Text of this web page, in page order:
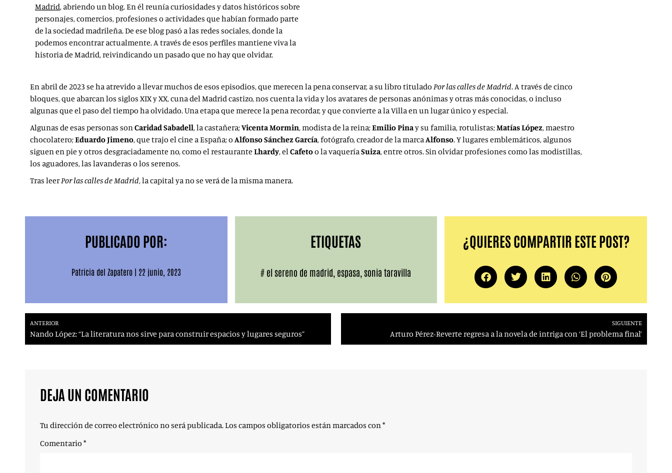
Madrid, abriendo un blog. En él reunía curiosidades y datos históricos sobre
personajes, comercios, profesiones o actividades que habían formado parte
de la sociedad madrileña. De ese blog pasó a las redes sociales, donde la
podemos encontrar actualmente. A través de esos perfiles mantiene viva la
historia de Madrid, reivindicando un pasado que no hay que olvidar.
En abril de 2023 se ha atrevido a llevar muchos de esos episodios, que merecen la pena conservar, a su libro titulado Por las calles de Madrid. A través de cinco
bloques, que abarcan los siglos XIX y XX, cuna del Madrid castizo, nos cuenta la vida y los avatares de personas anónimas y otras más conocidas, o incluso
algunas que el paso del tiempo ha olvidado. Una etapa que merece la pena recordar, y que convierte a la Villa en un lugar único y especial.
Algunas de esas personas sonCaridad Sabadell, la castañera;Vicenta Mormin, modista de la reina;Emilio Pinay su familia, rotulistas;Matías López, maestro
chocolatero;Eduardo Jimeno, que trajo el cine a España; oAlfonso Sánchez García, fotógrafo, creador de la marcaAlfonso. Y lugares emblemáticos, algunos
siguen en pie y otros desgraciadamente no, como el restaurante Lhardy, elCafetoo la vaqueríaSuiza, entre otros. Sin olvidar profesiones como las modistillas,
los aguadores, las lavanderas o los serenos.
Tras leerPor las calles de Madrid, la capital ya no se verá de la misma manera.
PUBLICADO POR:
Patricia del Zapatero | 22 junio, 2023
ETIQUETAS
# el sereno de madrid espasa ,sonia taravilla
¿QUIERES COMPARTIR ESTE POST?
ANTERIOR
Nando López: “La literatura nos sirve para construir espacios y lugares seguros”
SIGUIENTE
Arturo Pérez-Reverte regresa a la novela de intriga con ‘El problema final’
DEJA UN COMENTARIO
Tu dirección de correo electrónico no será publicada.Los campos obligatorios están marcados con*
Comentario *